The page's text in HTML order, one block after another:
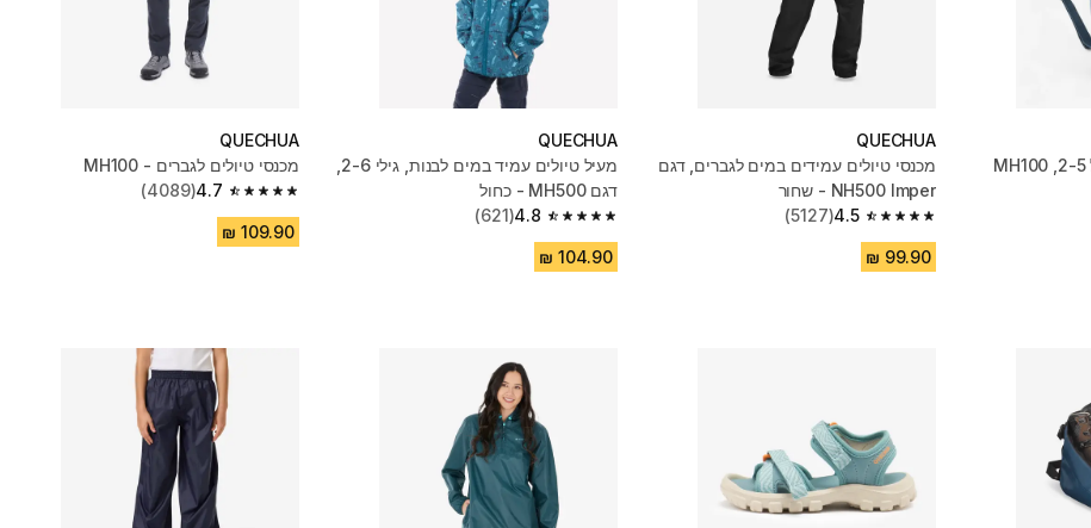
QUECHUA
מכנסי טיולים עמידים במים לגברים, דגם
NH500 Imper - שחור
4.5
4.5 out of 5 stars from 5127 reviews
(5127)
QUECHUA
דגם MH500 - כחול
4.8
4.8 out of 5 stars from 621 reviews
(621)
QUECHUA
מכנסי טיולים לגברים - MH100
4.7
4.7 out of 5 stars from 4089 reviews
(4089)